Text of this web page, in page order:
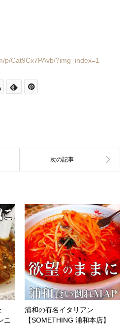
p/Cat9Cx7PAvb/?img_index=1
ニ
浦和の有名イタリアン
【SOMETHING 浦和本店】